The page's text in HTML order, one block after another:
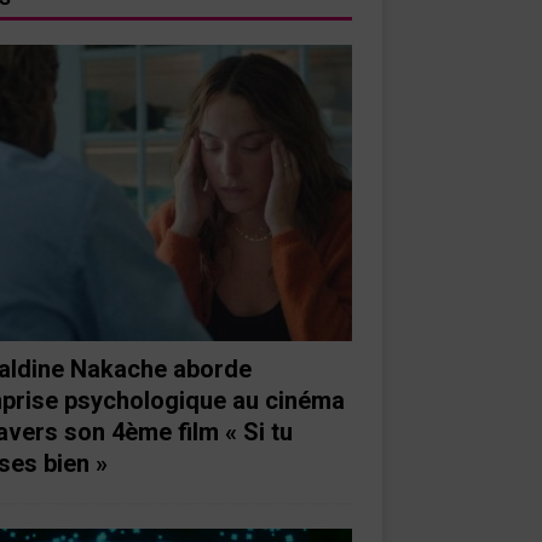
Nakache aborde
psychologique au cinéma
son 4ème film « Si tu
bien »